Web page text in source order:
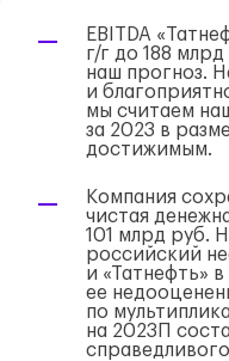
EBITDA
г/г до 188
наш прогноз.
и
мы считаем
за 2023 в
достижимым.
Компания
чистая
101 млрд руб.
российский
и «Татнефть»
ее
по
на 2023П